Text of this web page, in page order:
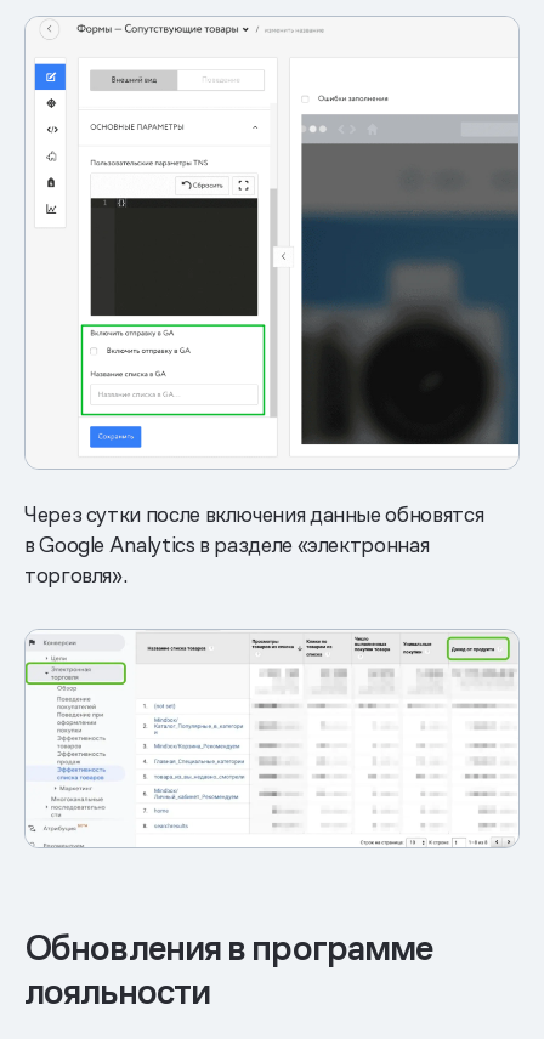
Через сутки после включения данные обновятся
в Google Analytics в разделе «электронная
торговля».
Обновления в программе
лояльности